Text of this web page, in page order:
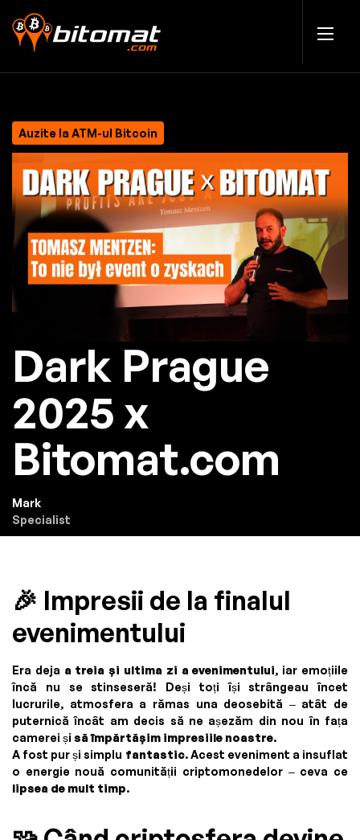
Auzite la ATM-ul Bitcoin
Dark Prague
2025 x
Bitomat.com
Mark
Specialist
🎉 Impresii de la finalul
evenimentului
Era deja a treia și ultima zi a evenimentului, iar emoțiile
încă nu se stinseseră! Deși toți își strângeau încet
lucrurile, atmosfera a rămas una deosebită – atât de
puternică încât am decis să ne așezăm din nou în fața
camerei și să împărtășim impresiile noastre.
A fost pur și simplu fantastic. Acest eveniment a insuflat
o energie nouă comunității criptomonedelor – ceva ce
lipsea de mult timp.